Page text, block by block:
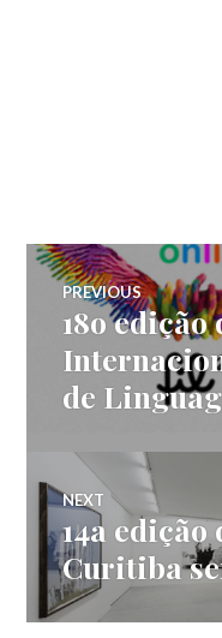
de
Post
PREVIOUS
Previous
post:
18o edição
de
NEXT
Next
post:
14a edição
Curitiba